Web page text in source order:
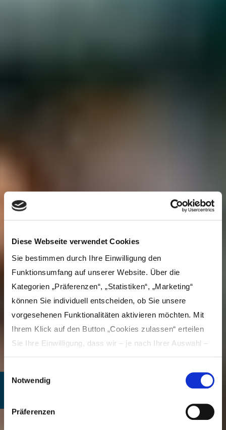
Diese Webseite verwendet Cookies
Sie bestimmen durch Ihre Einwilligung den
Funktionsumfang auf unserer Website. Über die
Kategorien „Präferenzen“, „Statistiken“, „Marketing“
können Sie individuell entscheiden, ob Sie unsere
vorgesehenen Funktionalitäten aktivieren möchten. Mit
Ihrem Klick auf den Button „Cookies zulassen“ erteilen
Sie Ihre Einwilligung, dass wir – je nach Ihrer Auswahl –
soziale Medien anbieten und Ihre Zugriffe auf unsere
Website analysieren und dabei Cookies verwenden
zu Ihrer Verwendung unserer Website an unsere Partner
Einwilligungsauswahl
Notwendig
Präferenzen
#meinLandkreis